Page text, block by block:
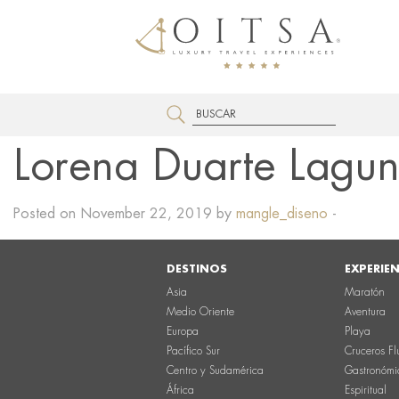
Lorena Duarte
Posted on November 22, 2019 by mangle_diseno -
DESTINOS
Asia
Medio Oriente
Europa
Pacífico Sur
Centro y Sudamérica
África
Maratón
Aventura
Playa
Cruceros
Espiritual